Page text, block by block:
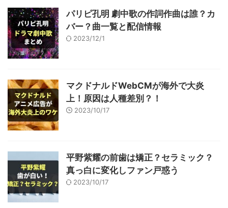
パリピ孔明 劇中歌の作詞作曲は誰？カ
バー？曲一覧と配信情報
2023/12/1
マクドナルドWebCMが海外で大炎
上！原因は人種差別？！
2023/10/17
平野紫耀の前歯は矯正？セラミック？
真っ白に変化しファン戸惑う
2023/10/17